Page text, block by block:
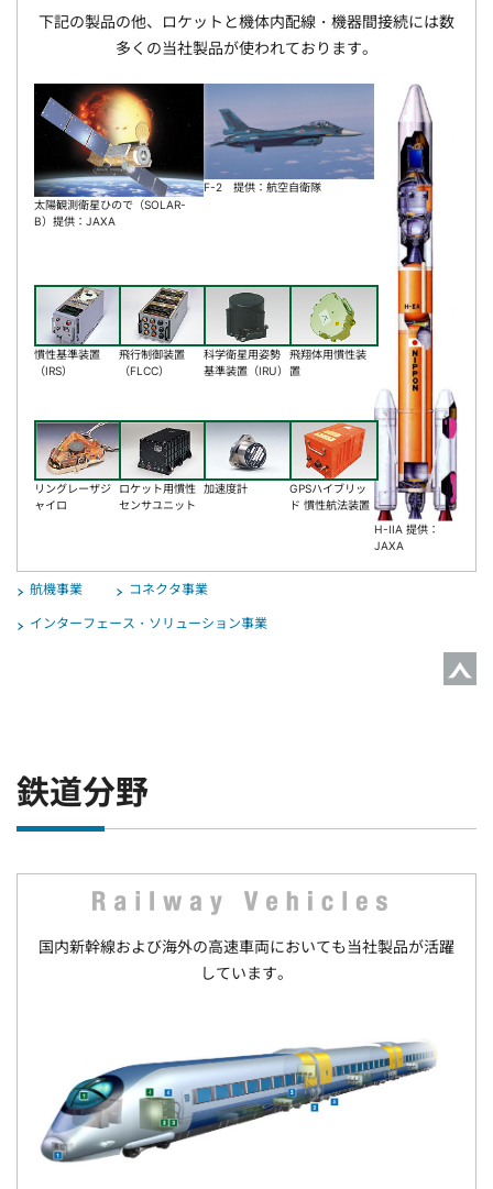
下記の製品の他、ロケットと機体内配線・機器間接続には数
多くの当社製品が使われております。
太陽観測衛星ひので（SOLAR-
B）提供：JAXA
F-2 提供：航空自衛隊
H-IIA 提供：
JAXA
慣性基準装置
（IRS）
飛行制御装置
（FLCC）
科学衛星用姿勢
基準装置（IRU）
飛翔体用慣性装
置
リングレーザジ
ャイロ
ロケット用慣性
センサユニット
加速度計
GPSハイブリッ
ド 慣性航法装置
航機事業 コネクタ事業
インターフェース・ソリューション事業
鉄道分野
国内新幹線および海外の高速車両においても当社製品が活躍
しています。